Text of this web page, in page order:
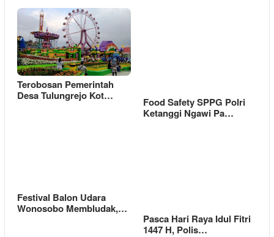
Terobosan Pemerintah
Desa Tulungrejo Kot…
Food Safety SPPG Polri
Ketanggi Ngawi Pa…
Festival Balon Udara
Wonosobo Membludak,…
Pasca Hari Raya Idul Fitri
1447 H, Polis…